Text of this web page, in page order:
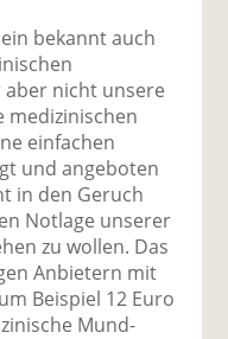
bekannt auch
aber nicht unsere
medizinischen
einfachen
und angeboten
in den Geruch
Notlage unserer
zu wollen. Das
Anbietern mit
Beispiel 12 Euro
Mund-